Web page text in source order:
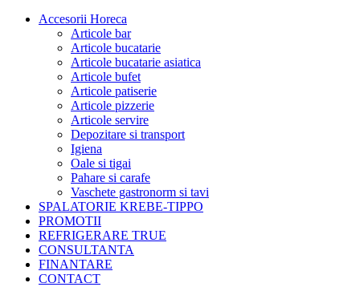
Accesorii Horeca
Articole bar
Articole bucatarie
Articole bucatarie asiatica
Articole bufet
Articole patiserie
Articole pizzerie
Articole servire
Depozitare si transport
Igiena
Oale si tigai
Pahare si carafe
Vaschete gastronorm si tavi
SPALATORIE KREBE-TIPPO
PROMOTII
REFRIGERARE TRUE
CONSULTANTA
FINANTARE
CONTACT